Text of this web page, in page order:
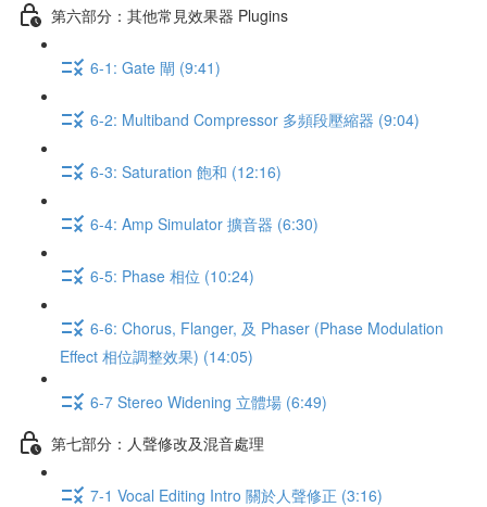
第六部分：其他常見效果器 Plugins
6-1: Gate 閘 (9:41)
6-2: Multiband Compressor 多頻段壓縮器 (9:04)
6-3: Saturation 飽和 (12:16)
6-4: Amp Simulator 擴音器 (6:30)
6-5: Phase 相位 (10:24)
6-6: Chorus, Flanger, 及 Phaser (Phase Modulation
Effect 相位調整效果) (14:05)
6-7 Stereo Widening 立體場 (6:49)
第七部分：人聲修改及混音處理
7-1 Vocal Editing Intro 關於人聲修正 (3:16)